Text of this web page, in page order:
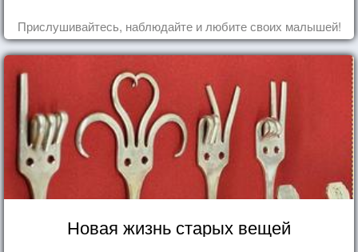
Прислушивайтесь, наблюдайте и любите своих малышей!
Новая жизнь старых вещей